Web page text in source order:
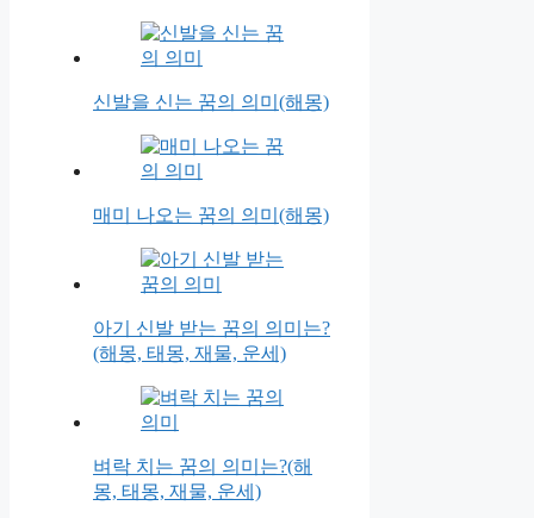
신발을 신는 꿈의 의미(해몽)
매미 나오는 꿈의 의미(해몽)
아기 신발 받는 꿈의 의미는?
(해몽, 태몽, 재물, 운세)
벼락 치는 꿈의 의미는?(해
몽, 태몽, 재물, 운세)